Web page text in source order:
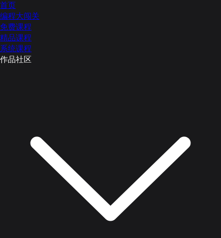
首页
编程大闯关
免费课程
精品课程
系统课程
作品社区